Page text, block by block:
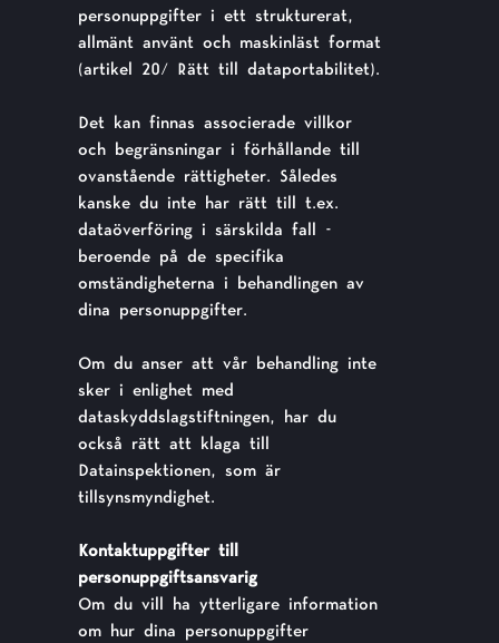
personuppgifter i ett strukturerat,
allmänt använt och maskinläst format
(artikel 20/ Rätt till dataportabilitet).
Det kan finnas associerade villkor
och begränsningar i förhållande till
ovanstående rättigheter. Således
kanske du inte har rätt till t.ex.
dataöverföring i särskilda fall -
beroende på de specifika
omständigheterna i behandlingen av
dina personuppgifter.
Om du anser att vår behandling inte
sker i enlighet med
dataskyddslagstiftningen, har du
också rätt att klaga till
Datainspektionen, som är
tillsynsmyndighet.
Kontaktuppgifter till
personuppgiftsansvarig
Om du vill ha ytterligare information
om hur dina personuppgifter